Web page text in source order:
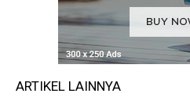
ARTIKEL LAINNYA